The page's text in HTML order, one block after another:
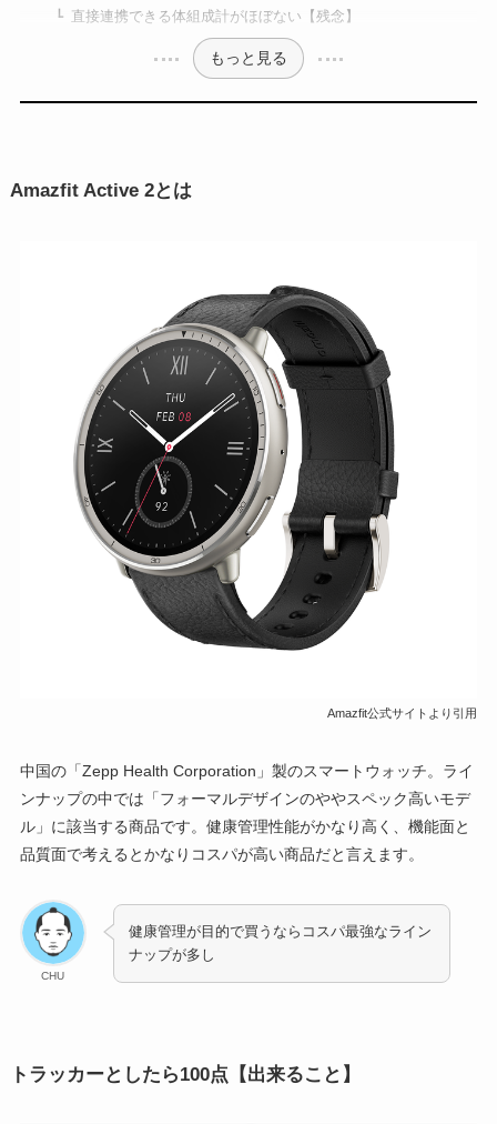
直接連携できる体組成計がほぼない【残念】
もっと見る
Amazfit Active 2とは
Amazfit公式サイトより引用
中国の「Zepp Health Corporation」製のスマートウォッチ。ライ
ンナップの中では「フォーマルデザインのややスペック高いモデ
ル」に該当する商品です。健康管理性能がかなり高く、機能面と
品質面で考えるとかなりコスパが高い商品だと言えます。
CHU
健康管理が目的で買うならコスパ最強なライン
ナップが多し
トラッカーとしたら100点【出来ること】